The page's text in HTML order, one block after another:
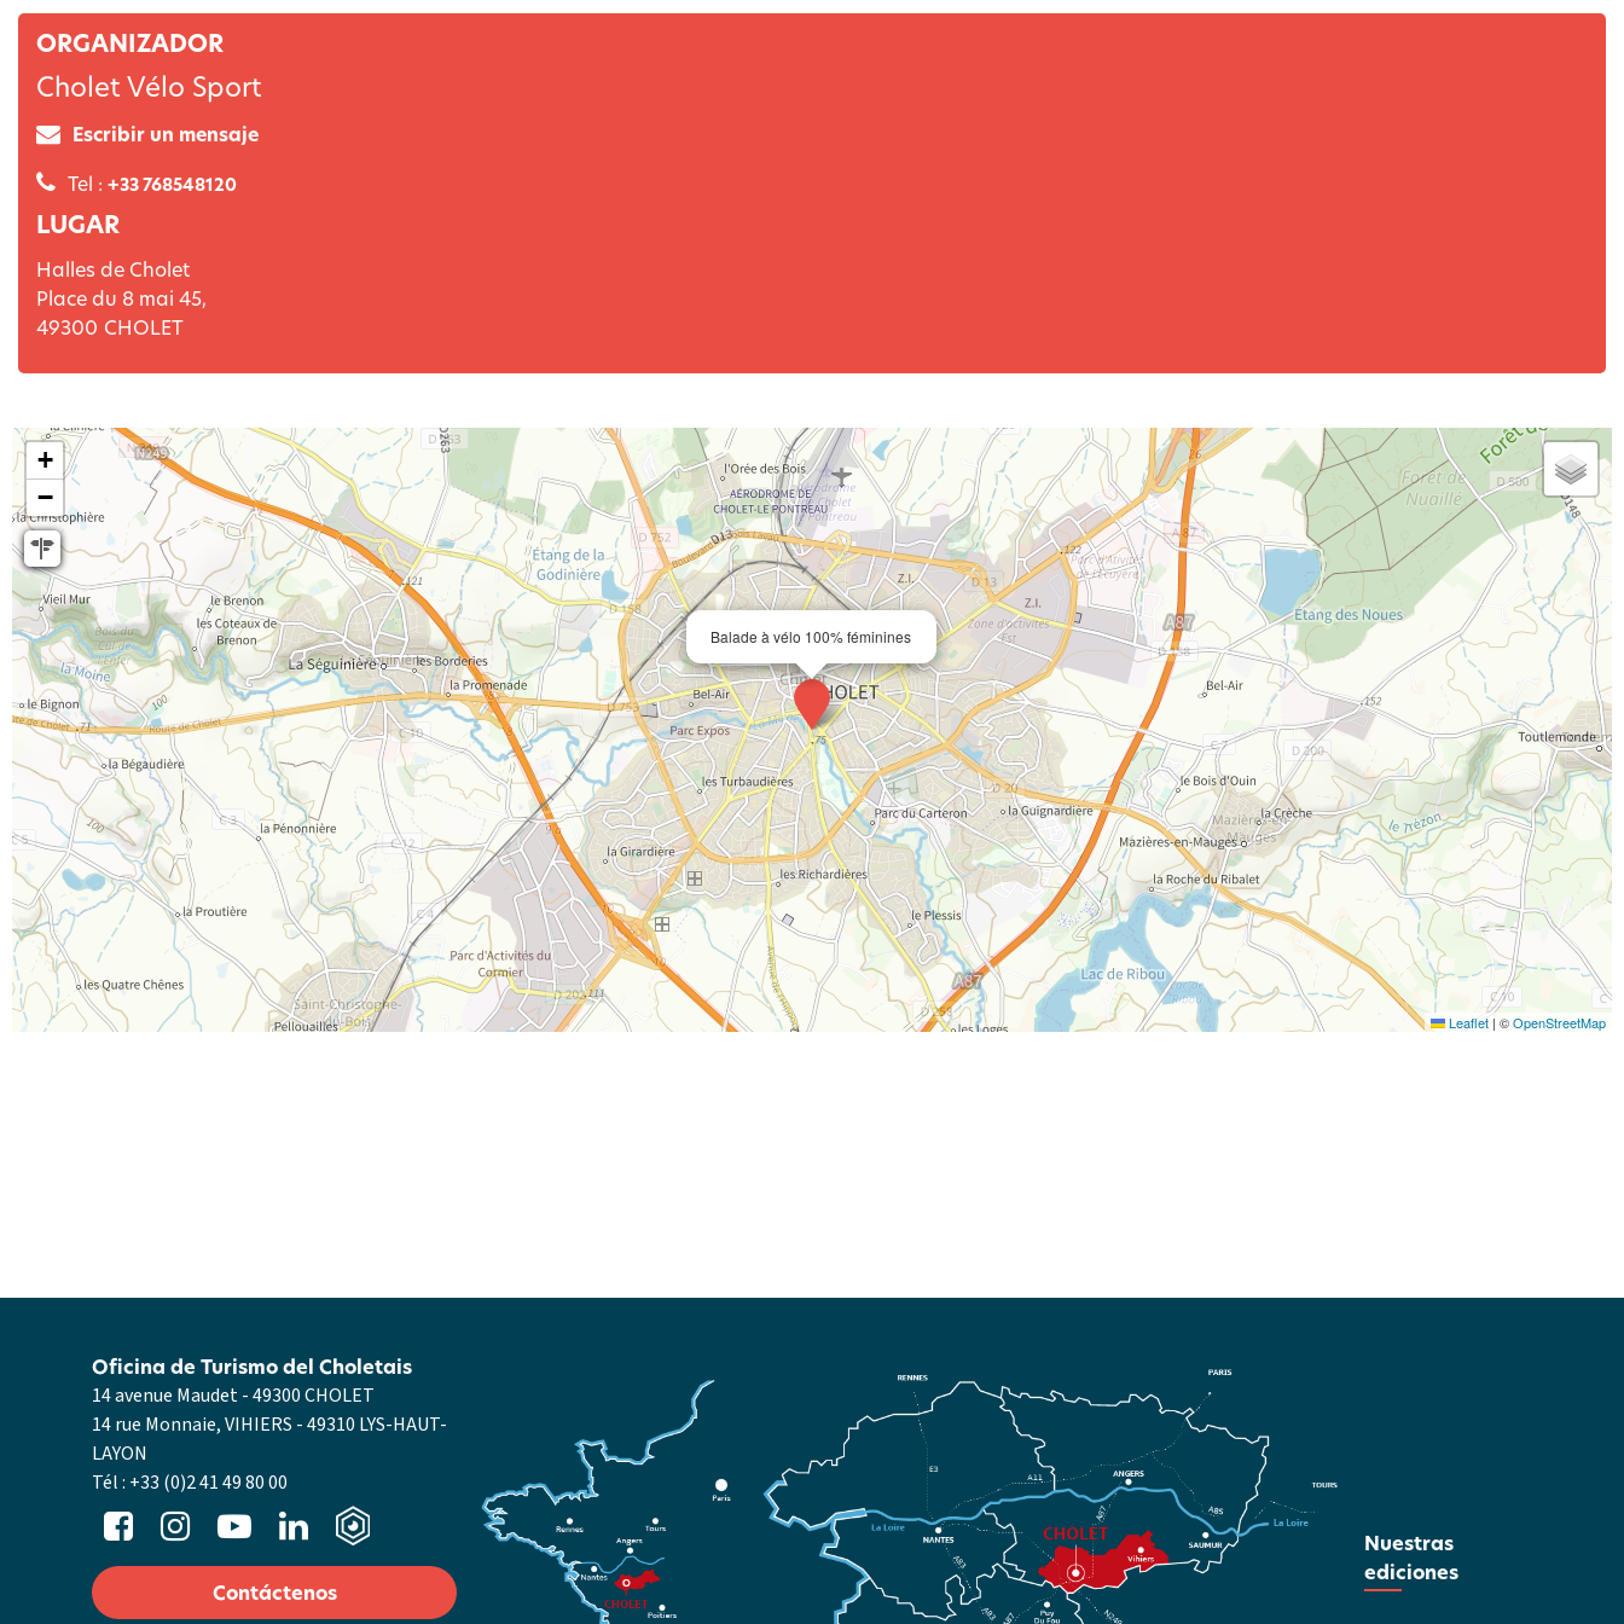
ORGANIZADOR
Cholet Vélo Sport
Escribir un mensaje
Tel : +33 768548120
LUGAR
Halles de Cholet
Place du 8 mai 45,
49300 CHOLET
Balade à vélo 100% féminines
+
−
Leaflet | ©OpenStreetMap
14 avenue Maudet - 49300 CHOLET
14 rue Monnaie, VIHIERS - 49310 LYS-HAUT-
LAYON
Tél : +33 (0)2 41 49 80 00
Oficina de Turismo del Choletais
Contáctenos
Nuestras
ediciones